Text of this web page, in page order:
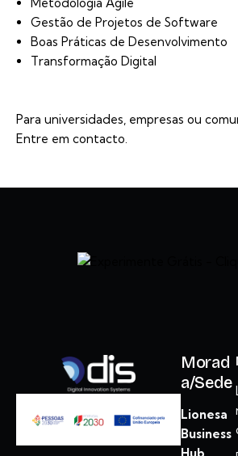
Gestão de Projetos de Software
Boas Práticas de Desenvolvimento
Transformação Digital
Para universidades, empresas ou
Entre em contacto.
Morad
a/Sede
Lionesa
Business
Hub